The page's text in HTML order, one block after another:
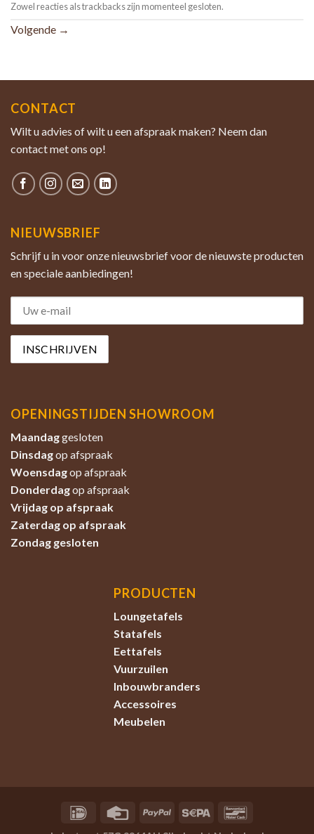
Zowel reacties als trackbacks zijn momenteel gesloten.
Volgende →
CONTACT
Wilt u advies of wilt u een afspraak maken? Neem dan
contact met ons op!
NIEUWSBRIEF
Schrijf u in voor onze nieuwsbrief voor de nieuwste producten
en speciale aanbiedingen!
OPENINGSTIJDEN SHOWROOM
Maandaggesloten
Dinsdagop afspraak
Woensdagop afspraak
Donderdagop afspraak
Vrijdag op afspraak
Zaterdag op afspraak
Zondag gesloten
PRODUCTEN
Loungetafels
Statafels
Eettafels
Vuurzuilen
Inbouwbranders
Accessoires
Meubelen